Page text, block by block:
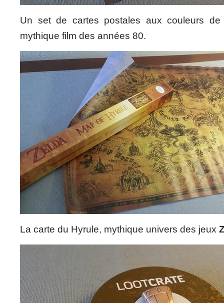
Un set de cartes postales aux couleurs
mythique film des années 80.
La carte du Hyrule, mythique univers des jeux